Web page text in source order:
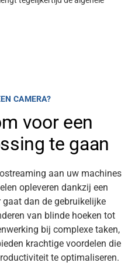
CAMERA?
voor een
te gaan
aan uw machines
opleveren dankzij een
dan de gebruikelijke
van blinde hoeken tot
bij complexe taken,
krachtige voordelen die
te optimaliseren.